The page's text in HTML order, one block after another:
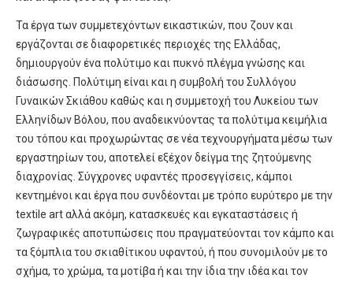
Τα έργα των συμμετεχόντων εικαστικών, που ζουν και
εργάζονται σε διαφορετικές περιοχές της Ελλάδας,
δημιουργούν ένα πολύτιμο και πυκνό πλέγμα γνώσης και
διάσωσης. Πολύτιμη είναι και η συμβολή του Συλλόγου
Γυναικών Σκιάθου καθώς και η συμμετοχή του Λυκείου των
Ελληνίδων Βόλου, που αναδεικνύοντας τα πολύτιμα κειμήλια
του τόπου και προχωρώντας σε νέα τεχνουργήματα μέσω των
εργαστηρίων του, αποτελεί εξέχον δείγμα της ζητούμενης
διαχρονίας. Σύγχρονες υφαντές προσεγγίσεις, κάμποι
κεντημένοι και έργα που συνδέονται με τρόπο ευρύτερο με την
textile art αλλά ακόμη, κατασκευές και εγκαταστάσεις ή
ζωγραφικές αποτυπώσεις που πραγματεύονται τον κάμπο και
τα ξόμπλια του σκιαθίτικου υφαντού, ή που συνομιλούν με το
σχήμα, το χρώμα, τα μοτίβα ή και την ίδια την ιδέα και τον